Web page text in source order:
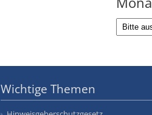
Wichtige Themen